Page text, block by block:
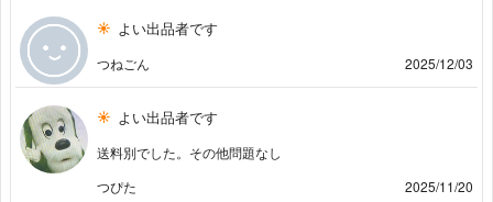
よい出品者です
つねごん 2025/12/03
よい出品者です
送料別でした。その他問題なし
つぴた
2025/11/20